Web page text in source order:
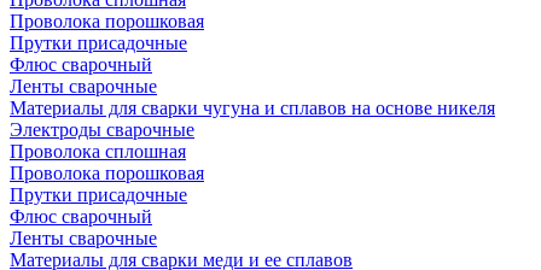
Проволока порошковая
Прутки присадочные
Флюс сварочный
Ленты сварочные
Материалы для сварки чугуна и сплавов на основе никеля
Электроды сварочные
Проволока сплошная
Проволока порошковая
Прутки присадочные
Флюс сварочный
Ленты сварочные
Материалы для сварки меди и ее сплавов